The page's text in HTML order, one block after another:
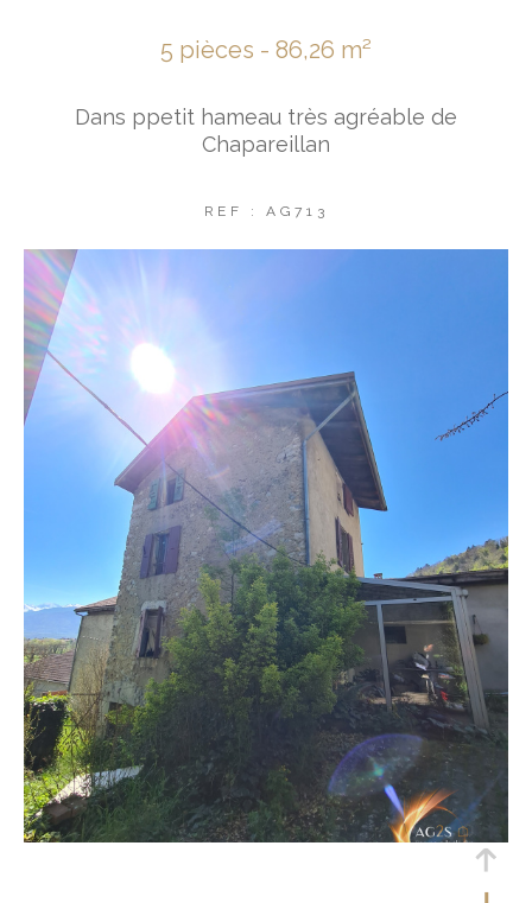
5 pièces - 86,26 m²
Dans ppetit hameau très agréable de
Chapareillan
REF : AG713